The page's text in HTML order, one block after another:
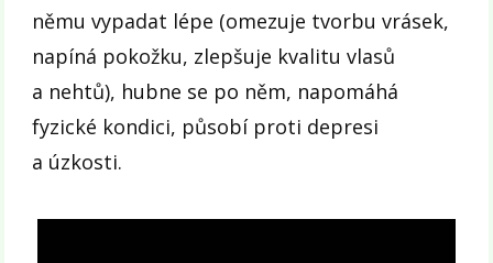
němu vypadat lépe (omezuje tvorbu vrásek,
napíná pokožku, zlepšuje kvalitu vlasů
a nehtů), hubne se po něm, napomáhá
fyzické kondici, působí proti depresi
a úzkosti.